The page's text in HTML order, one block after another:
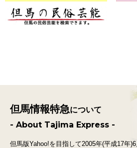
但馬情報特急について
- About Tajima Express -
但馬版Yahoo!を目指して2005年(平成17年